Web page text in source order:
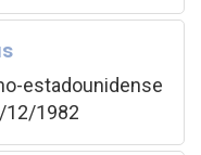
estadounidense
12/1982